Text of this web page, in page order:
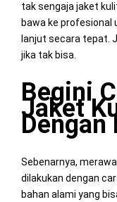
tak sengaja jaket
bawa ke profesional
lanjut secara tepat.
jika tak bisa.
Begini
Jaket
Dengan
Sebenarnya,
dilakukan dengan
bahan alami yang